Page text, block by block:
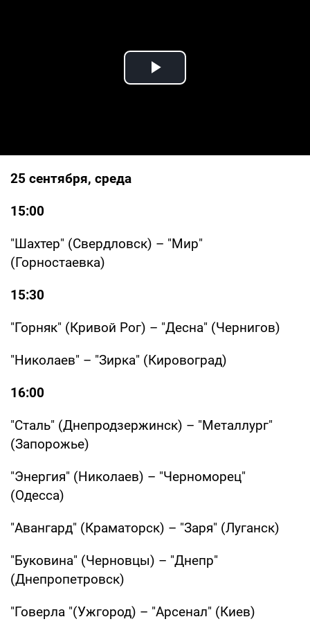
Play Video
25 сентября, среда
15:00
"Шахтер" (Свердловск) – "Мир"
(Горностаевка)
15:30
"Горняк" (Кривой Рог) – "Десна" (Чернигов)
"Николаев" – "Зирка" (Кировоград)
16:00
"Сталь" (Днепродзержинск) – "Металлург"
(Запорожье)
"Энергия" (Николаев) – "Черноморец"
(Одесса)
"Авангард" (Краматорск) – "Заря" (Луганск)
"Буковина" (Черновцы) – "Днепр"
(Днепропетровск)
"Говерла "(Ужгород) – "Арсенал" (Киев)